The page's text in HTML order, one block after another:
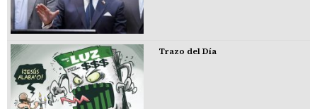
Trazo del Día